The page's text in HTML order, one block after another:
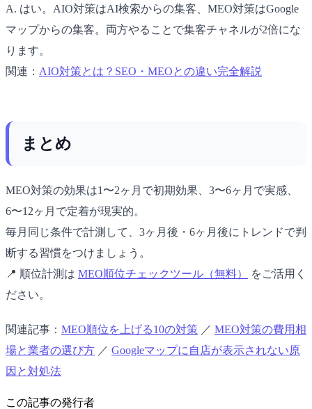
A. はい。AIO対策はAI検索からの集客、MEO対策はGoogle
マップからの集客。両方やることで集客チャネルが2倍にな
ります。
関連： AIO対策とは？SEO・MEOとの違い完全解説
まとめ
MEO対策の効果は1〜2ヶ月で初期効果、3〜6ヶ月で実感、
6〜12ヶ月で定着が現実的。
毎月同じ条件で計測して、3ヶ月後・6ヶ月後にトレンドで判
断する習慣をつけましょう。
📍 順位計測は MEO順位チェックツール（無料）
をご活用く
ださい。
関連記事： MEO順位を上げる10の対策 ／ MEO対策の費用相
場と業者の選び方 ／ Googleマップに自店が表示されない原
因と対処法
この記事の発行者